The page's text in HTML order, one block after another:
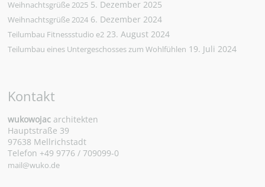
Weihnachtsgrüße 2025 5. Dezember 2025
Weihnachtsgrüße 2024 6. Dezember 2024
Teilumbau Fitnessstudio e2 23. August 2024
Teilumbau eines Untergeschosses zum Wohlfühlen 19. Juli 2024
Kontakt
wukowojac architekten
Hauptstraße 39
97638 Mellrichstadt
Telefon +49 9776 / 709099-0
mail@wuko.de